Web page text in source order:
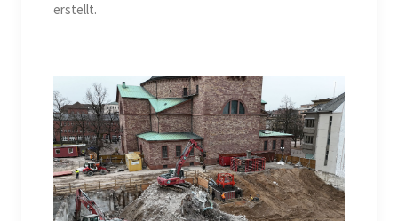
erstellt.